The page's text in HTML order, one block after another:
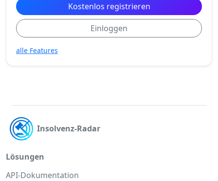
Kostenlos registrieren
Einloggen
alle Features
Insolvenz-Radar
Lösungen
API-Dokumentation